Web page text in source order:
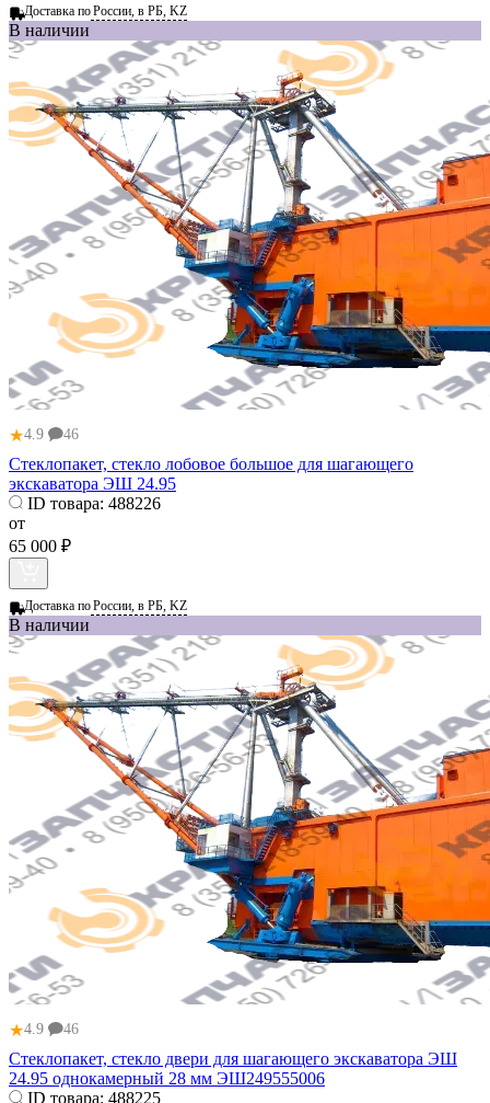
Доставка поРоссии, в РБ, KZ
В наличии
★4.9 46
Стеклопакет, стекло лобовое большое для шагающего
экскаватора ЭШ 24.95
ID товара: 488226
от
65 000 ₽
Доставка поРоссии, в РБ, KZ
В наличии
★4.9 46
Стеклопакет, стекло двери для шагающего экскаватора ЭШ
24.95 однокамерный 28 мм ЭШ249555006
ID товара: 488225